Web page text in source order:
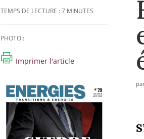
TEMPS DE LECTURE : 7 MINUTES
PHOTO :
Imprimer l'article